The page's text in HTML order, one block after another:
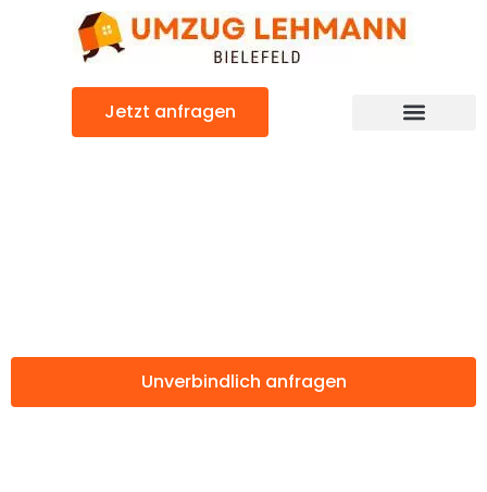
Jetzt anfragen
Unverbindlich anfragen